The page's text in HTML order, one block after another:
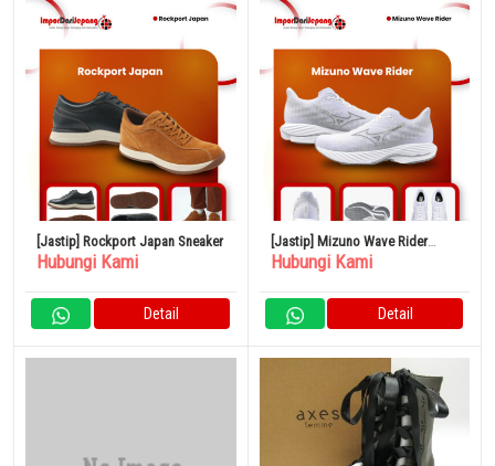
[Jastip] Rockport Japan Sneaker
Hubungi Kami
Detail
[Jastip] Mizuno Wave Rider
Snickers
Hubungi Kami
Detail